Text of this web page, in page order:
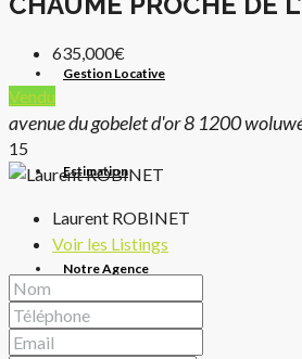
Gestion Locative
Estimation
Notre Agence
635,000€
Vendu
avenue du gobelet d'or 8 1200
15
Laurent ROBINET
Voir les Listings